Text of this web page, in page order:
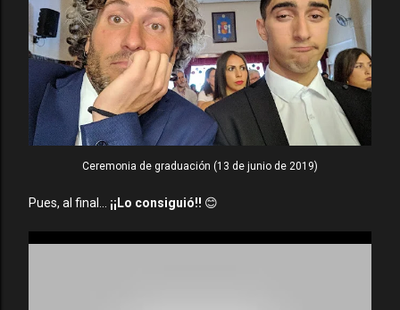
Ceremonia de graduación (13 de junio de 2019)
Pues, al final... ¡¡Lo consiguió!! 😊